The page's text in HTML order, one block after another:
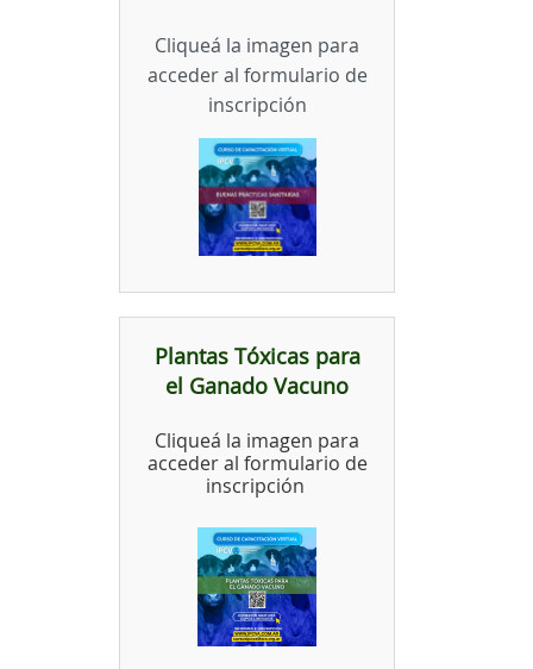
Cliqueá la imagen para
acceder al formulario de
inscripción
Plantas Tóxicas para
el Ganado Vacuno
Cliqueá la imagen para
acceder al formulario de
inscripción